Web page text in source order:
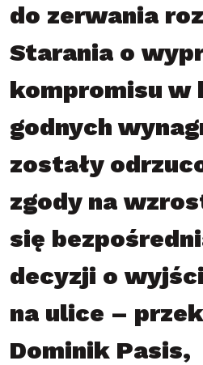
do zerwania
Starania o
kompromisu
godnych
zostały
zgody na
się
decyzji o
na ulice –
Dominik Pasis,